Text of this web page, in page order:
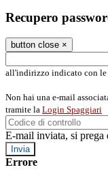
Recupero
button close ×
all'indirizzo indicato con le
Non hai una e-mail
tramite la Login Spaggiari
E-mail inviata, si prega
Errore